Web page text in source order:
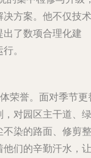
方案。他不仅技术
了数项合理化建
。
荣誉。面对季节更
对园区主干道、绿
染的路面、修剪整
们的辛勤汗水，让